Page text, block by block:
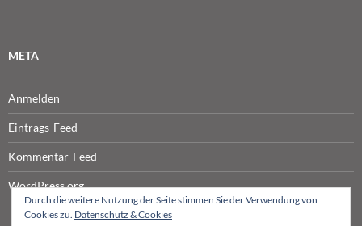
META
Anmelden
Eintrags-Feed
Kommentar-Feed
WordPress.org
Durch die weitere Nutzung der Seite stimmen Sie der Verwendung von
Cookies zu. Datenschutz & Cookies